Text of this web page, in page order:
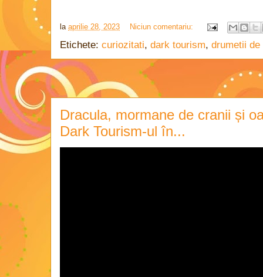
la aprilie 28, 2023 Niciun comentariu:
Etichete: curiozitati, dark tourism, drumetii de
Dracula, mormane de cranii și
Dark Tourism-ul în...